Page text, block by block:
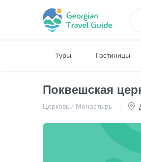
Туры Гостиницы
Поквешская
Церковь / Монастырь